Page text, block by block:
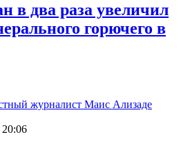
в два раза увеличил
горючего в